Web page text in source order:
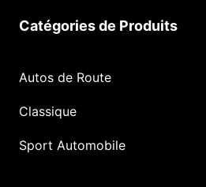
Catégories de Produits
Autos de Route
Classique
Sport Automobile